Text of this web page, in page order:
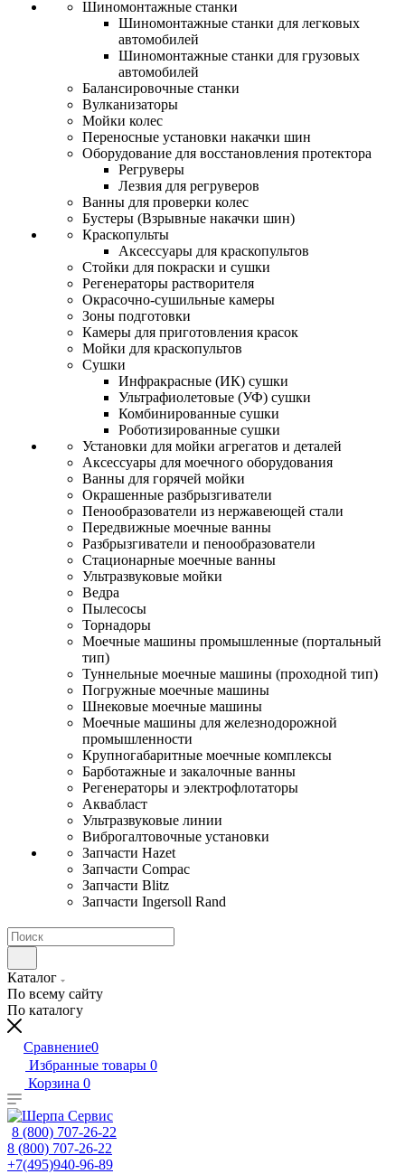
Шиномонтажные станки
Шиномонтажные станки для легковых
автомобилей
Шиномонтажные станки для грузовых
автомобилей
Балансировочные станки
Вулканизаторы
Мойки колес
Переносные установки накачки шин
Оборудование для восстановления протектора
Регруверы
Лезвия для регруверов
Ванны для проверки колес
Бустеры (Взрывные накачки шин)
Краскопульты
Аксессуары для краскопультов
Стойки для покраски и сушки
Регенераторы растворителя
Окрасочно-сушильные камеры
Зоны подготовки
Камеры для приготовления красок
Мойки для краскопультов
Сушки
Инфракрасные (ИК) сушки
Ультрафиолетовые (УФ) сушки
Комбинированные сушки
Роботизированные сушки
Установки для мойки агрегатов и деталей
Аксессуары для моечного оборудования
Ванны для горячей мойки
Окрашенные разбрызгиватели
Пенообразователи из нержавеющей стали
Передвижные моечные ванны
Разбрызгиватели и пенообразователи
Стационарные моечные ванны
Ультразвуковые мойки
Ведра
Пылесосы
Торнадоры
Моечные машины промышленные (портальный
тип)
Туннельные моечные машины (проходной тип)
Погружные моечные машины
Шнековые моечные машины
Моечные машины для железнодорожной
промышленности
Крупногабаритные моечные комплексы
Барботажные и закалочные ванны
Регенераторы и электрофлотаторы
Аквабласт
Ультразвуковые линии
Виброгалтовочные установки
Запчасти Hazet
Запчасти Compac
Запчасти Blitz
Запчасти Ingersoll Rand
Каталог
По всему сайту
По каталогу
Сравнение0
Избранные товары 0
Корзина 0
8 (800) 707-26-22
8 (800) 707-26-22
+7(495)940-96-89